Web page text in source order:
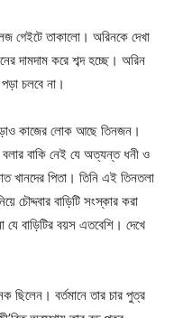
গেইটে তাকালো। অরিনকে দেখা
দামদাম করে শব্দ হচ্ছে। অরিন
চলবে না।
কাজের লোক আছে তিনজন।
বাকি নেই যে অত্যন্ত ধনী ও
খানদের পিতা। তিনি এই তিনতলা
চৌদ্দবার বাড়িটি সংস্কার করা
বাড়িটির বয়স এতবেশি। দেখে
বর্তমানে তার চার পুত্র